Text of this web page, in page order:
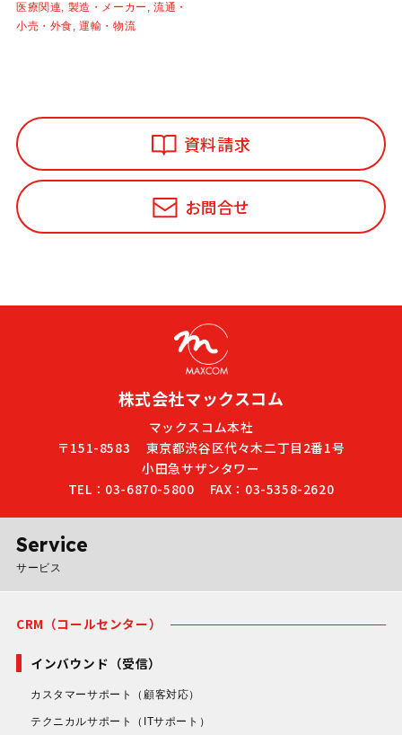
医療関連, 製造・メーカー, 流通・
小売・外食, 運輸・物流
資料請求
お問合せ
株式会社マックスコム
マックスコム本社
〒151-8583
東京都渋谷区代々木二丁目2番1号
小田急サザンタワー
TEL：03-6870-5800
FAX：03-5358-2620
Service
サービス
CRM（コールセンター）
インバウンド（受信）
カスタマーサポート （顧客対応）
テクニカルサポート （ITサポート）